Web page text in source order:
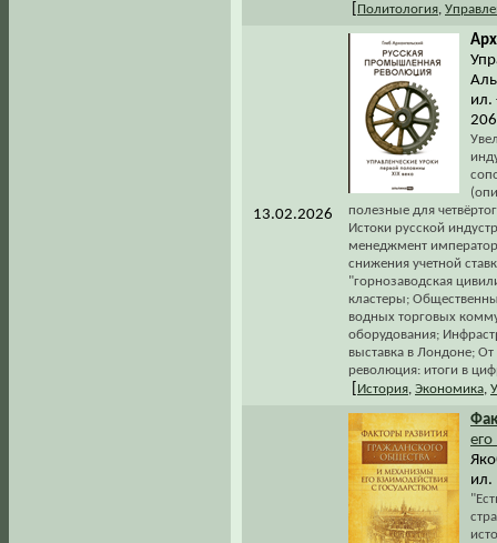
Политология
13.02.2026
ил.
полезные для
Истоки русской
менеджмент
снижения учетной
"горнозаводская
кластеры;
водных торговых
оборудования;
выставка в Лондоне;
революция: итоги в
История Экономика
его
ил.